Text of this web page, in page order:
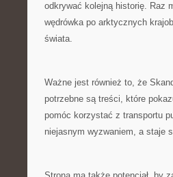
odkrywać kolejną historię. Raz
wędrówka po arktycznych
świata.
Ważne jest również to, że
potrzebne są treści, które
pomóc korzystać z transportu
niejasnym wyzwaniem, a staje